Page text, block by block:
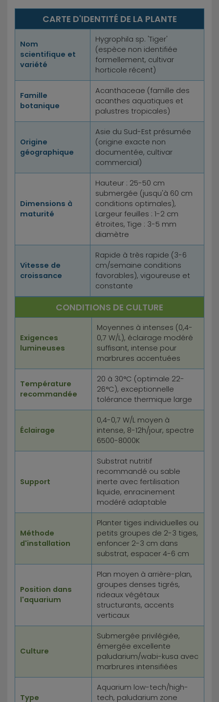
CARTE D'IDENTITÉ DE LA PLANTE
Nom
scientifique et
variété
Hygrophila sp. 'Tiger'
(espèce non identifiée
formellement, cultivar
horticole récent)
Famille
botanique
Acanthaceae (famille des
acanthes aquatiques et
palustres tropicales)
Origine
géographique
Asie du Sud-Est présumée
(origine exacte non
documentée, cultivar
commercial)
Dimensions à
maturité
Hauteur : 25-50 cm
submergée (jusqu'à 60 cm
conditions optimales),
Largeur feuilles : 1-2 cm
étroites, Tige : 3-5 mm
diamètre
Vitesse de
croissance
Rapide à très rapide (3-6
cm/semaine conditions
favorables), vigoureuse et
constante
CONDITIONS DE CULTURE
Exigences
lumineuses
Moyennes à intenses (0,4-
0,7 W/L), éclairage modéré
suffisant, intense pour
marbrures accentuées
Température
recommandée
20 à 30°C (optimale 22-
26°C), exceptionnelle
tolérance thermique large
Éclairage
0,4-0,7 W/L moyen à
intense, 8-12h/jour, spectre
6500-8000K
Support
Substrat nutritif
recommandé ou sable
inerte avec fertilisation
liquide, enracinement
modéré adaptable
Méthode
d'installation
Planter tiges individuelles ou
petits groupes de 2-3 tiges,
enfoncer 2-3 cm dans
substrat, espacer 4-6 cm
Position dans
l'aquarium
Plan moyen à arrière-plan,
groupes denses tigrés,
rideaux végétaux
structurants, accents
verticaux
Culture
Submergée privilégiée,
émergée excellente
paludarium/wabi-kusa avec
marbrures intensifiées
Type
Aquarium low-tech/high-
tech, paludarium zone